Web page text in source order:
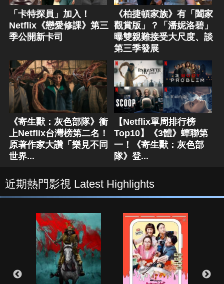
「卡特探員」加入！
Netflix《戀愛修課》第三
季公開新卡司
《柏捷頓家族》有「闔家
觀賞版」？「潘妮洛碧」
曝雙親難接受大尺度、談
第三季發展
《寄生獸：灰色部隊》衝
上Netflix台灣榜第二名！
原著作家大讚「樂見不同
世界...
【Netflix單周排行榜
Top10】《3體》蟬聯第
一！《寄生獸：灰色部
隊》登...
近期熱門影視 Latest Highlights